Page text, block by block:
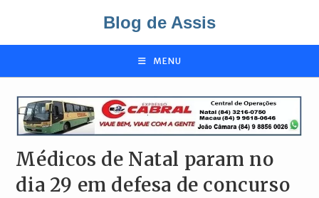
o
Blog de Assis
MENU
Médicos de Natal param no
dia 29 em defesa de concurso